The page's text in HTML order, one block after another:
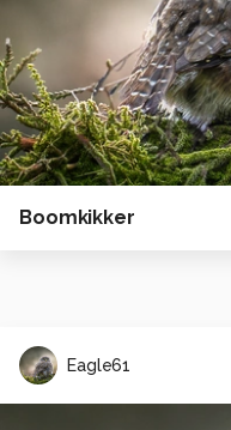
Boomkikker
Eagle61